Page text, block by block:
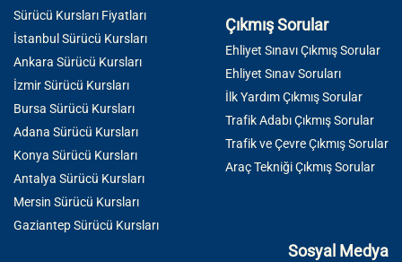
Sürücü Kursları Fiyatları
İstanbul Sürücü Kursları
Ankara Sürücü Kursları
İzmir Sürücü Kursları
Bursa Sürücü Kursları
Adana Sürücü Kursları
Konya Sürücü Kursları
Antalya Sürücü Kursları
Mersin Sürücü Kursları
Gaziantep Sürücü Kursları
Çıkmış Sorular
Ehliyet Sınavı Çıkmış Sorular
Ehliyet Sınav Soruları
İlk Yardım Çıkmış Sorular
Trafik Adabı Çıkmış Sorular
Trafik ve Çevre Çıkmış Sorular
Araç Tekniği Çıkmış Sorular
Sosyal Medya